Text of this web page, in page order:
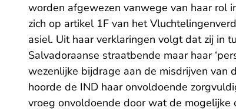
worden afgewezen vanwege van haar rol
zich op artikel 1F van het
asiel. Uit haar verklaringen volgt dat zij in
Salvadoraanse straatbende maar haar
wezenlijke bijdrage aan de misdrijven van
hoorde de IND haar onvoldoende
vroeg onvoldoende door wat de mogelijke